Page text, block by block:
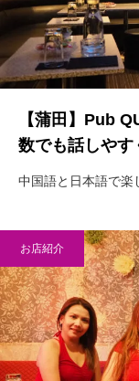
【蒲田】Pub
数でも話しや
中国語と日本語で
お店紹介